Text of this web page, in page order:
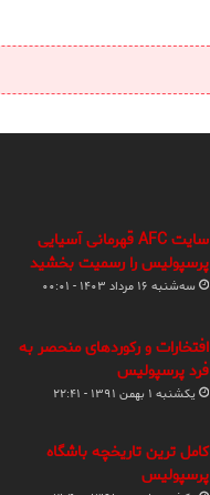
سایت AFC قهرمانی آسیایی
پرسپولیس را رسمیت بخشید
سه‌شنبه ۱۶ مرداد ۱۴۰۳ - ۰۰:۰۱
افتخارات و رکوردهای منحصر به
فرد پرسپولیس
یکشنبه ۱ بهمن ۱۳۹۱ - ۲۲:۴۱
کامل ترین تاریخچه باشگاه
پرسپولیس